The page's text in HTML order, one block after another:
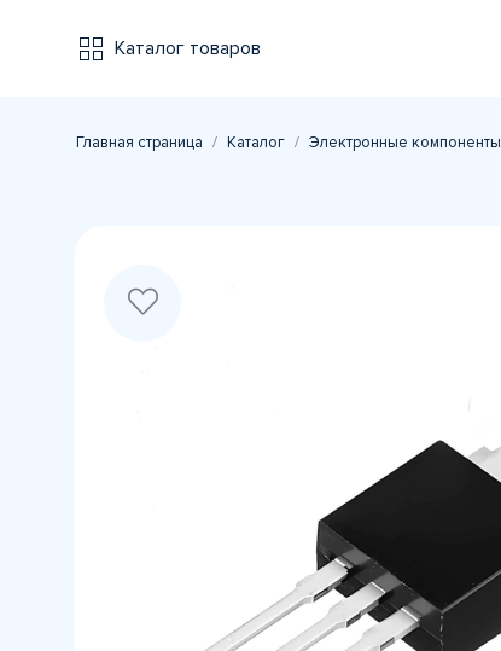
Каталог товаров
Главная страница Каталог Электронные компоненты